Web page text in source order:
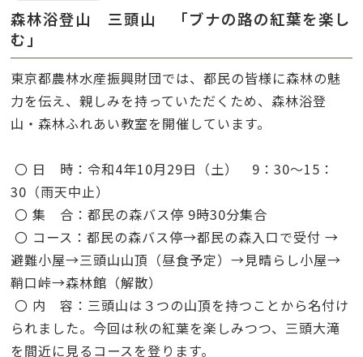
森林浴登山 三頭山 「ブナの路の紅葉を楽し
む」
東京都農林水産振興財団では、都民の皆様に森林の魅
力を伝え、親しみを持っていただくため、森林浴登
山・森林ふれあい教室を開催しています。
〇 日 時：令和4年10月29日（土） 9：30～15：
30（雨天中止）
〇 集 合：都民の森バス停 9時30分集合
〇 コース：都民の森バス停→都民の森入口で受付 →
避難小屋→三頭山山頂 （昼食予定）→見晴らし小屋→
鞘口峠→森林館（解散）
〇 内 容：三頭山は３つの山頂を持つことから名付け
られました。今回は秋の紅葉を楽しみつつ、三頭大滝
を間近に見るコースを登ります。